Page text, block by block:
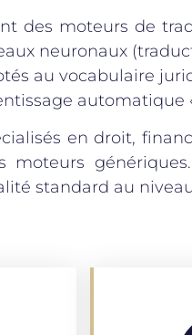
des moteurs de
neuronaux
au vocabulaire
automatique
en droit,
moteurs
standard au